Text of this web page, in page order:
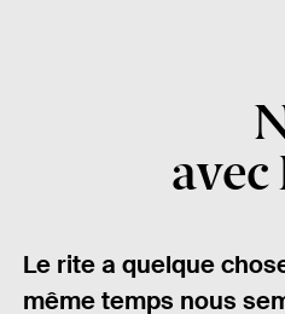
Le rite a quelque
même temps nous